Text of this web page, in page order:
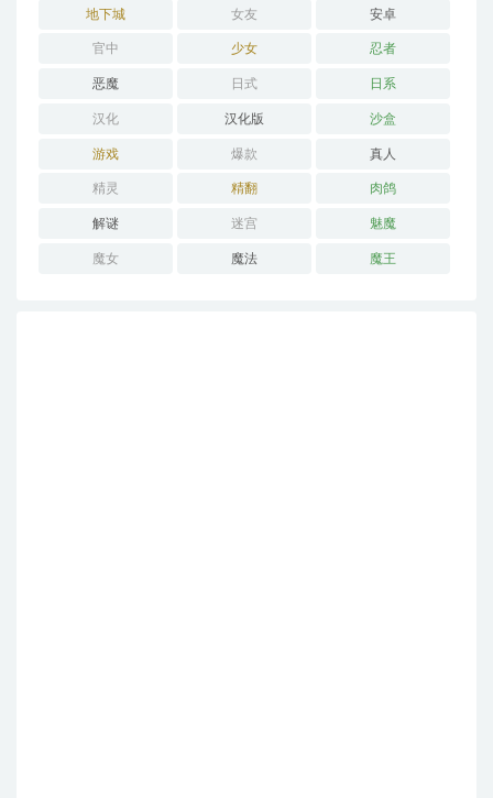
地下城 女友 安卓
官中 少女 忍者
恶魔 日式 日系
汉化 汉化版 沙盒
游戏 爆款 真人
精灵 精翻 肉鸽
解谜 迷宫 魅魔
魔女 魔法 魔王